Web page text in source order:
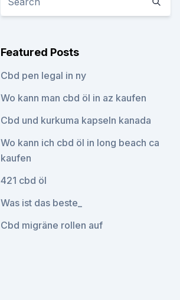
Featured Posts
Cbd pen legal in ny
Wo kann man cbd öl in az kaufen
Cbd und kurkuma kapseln kanada
Wo kann ich cbd öl in long beach ca
kaufen
421 cbd öl
Was ist das beste_
Cbd migräne rollen auf